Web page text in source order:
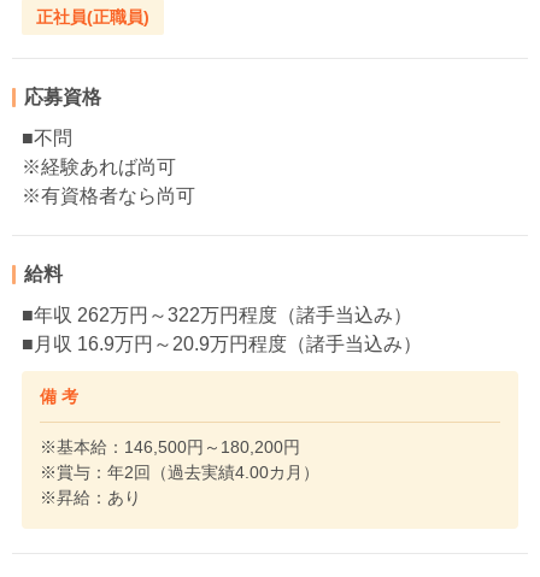
正社員(正職員)
応募資格
■不問
※経験あれば尚可
※有資格者なら尚可
給料
■年収 262万円～322万円程度（諸手当込み）
■月収 16.9万円～20.9万円程度（諸手当込み）
備 考
※基本給：146,500円～180,200円
※賞与：年2回（過去実績4.00カ月）
※昇給：あり